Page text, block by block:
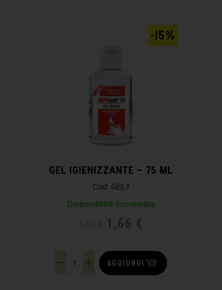
GEL IGIENIZZANTE – 75 ML
Cod. GEL1
Disponibilità immediata
1,66 €
-15%
AGGIUNGI